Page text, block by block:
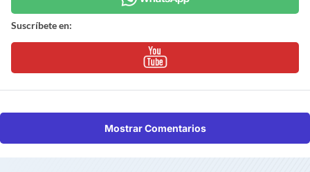
Suscríbete en:
Mostrar Comentarios